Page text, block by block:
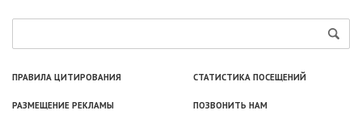
ПРАВИЛА ЦИТИРОВАНИЯ СТАТИСТИКА ПОСЕЩЕНИЙ
РАЗМЕЩЕНИЕ РЕКЛАМЫ ПОЗВОНИТЬ НАМ